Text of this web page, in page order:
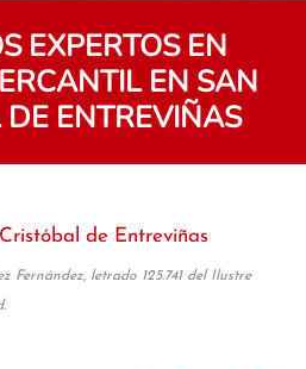
EXPERTOS EN
EN SAN
ENTREVIÑAS
de Entreviñas
Fernández, letrado 125.741 del Ilustre